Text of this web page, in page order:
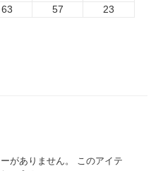
、事前に当店までご連絡い
。
りする場合、お客様がご負
63 57 23
がありません。 このアイテ